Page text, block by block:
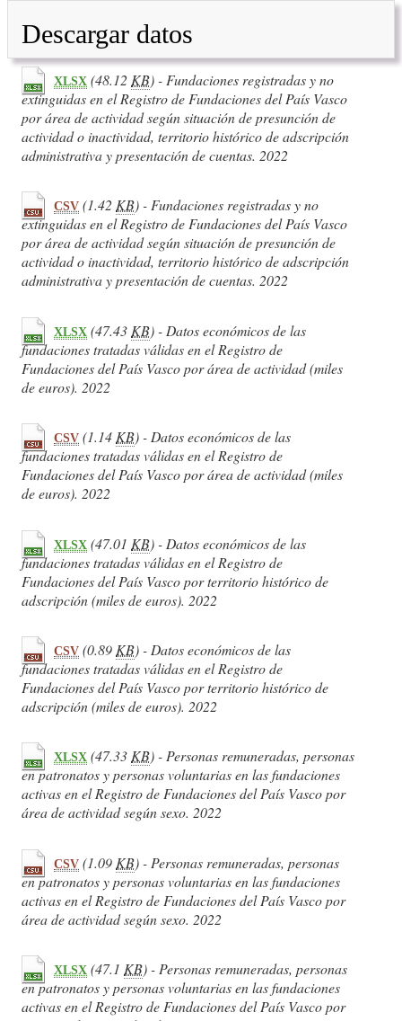
Descargar datos
XLSX (48.12 KB) - Fundaciones registradas y no
extinguidas en el Registro de Fundaciones del País Vasco
por área de actividad según situación de presunción de
actividad o inactividad, territorio histórico de adscripción
administrativa y presentación de cuentas. 2022
CSV (1.42 KB) - Fundaciones registradas y no
extinguidas en el Registro de Fundaciones del País Vasco
por área de actividad según situación de presunción de
actividad o inactividad, territorio histórico de adscripción
administrativa y presentación de cuentas. 2022
XLSX (47.43 KB) - Datos económicos de las
fundaciones tratadas válidas en el Registro de
Fundaciones del País Vasco por área de actividad (miles
de euros). 2022
CSV (1.14KB) - Datos económicos de las
fundaciones tratadas válidas en el Registro de
Fundaciones del País Vasco por área de actividad (miles
de euros). 2022
XLSX (47.01 KB) - Datos económicos de las
fundaciones tratadas válidas en el Registro de
Fundaciones del País Vasco por territorio histórico de
adscripción (miles de euros). 2022
CSV (0.89 KB) - Datos económicos de las
fundaciones tratadas válidas en el Registro de
Fundaciones del País Vasco por territorio histórico de
adscripción (miles de euros). 2022
XLSX (47.33KB) - Personas remuneradas, personas
en patronatos y personas voluntarias en las fundaciones
activas en el Registro de Fundaciones del País Vasco por
área de actividad según sexo. 2022
CSV (1.09 KB) - Personas remuneradas, personas
en patronatos y personas voluntarias en las fundaciones
activas en el Registro de Fundaciones del País Vasco por
área de actividad según sexo. 2022
XLSX (47.1 KB) - Personas remuneradas, personas
en patronatos y personas voluntarias en las fundaciones
activas en el Registro de Fundaciones del País Vasco por